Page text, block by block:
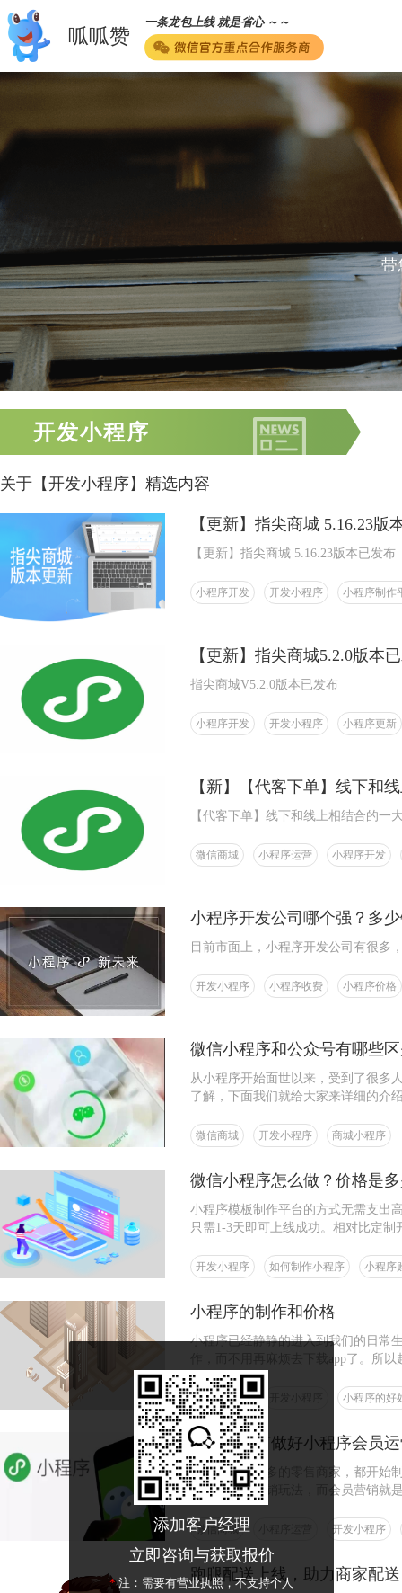
呱呱赞
一条龙包上线 就是省心 ～～
带
开发小程序
关于【开发小程序】精选内容
【更新】指尖商城 5.16.23版
【更新】指尖商城 5.16.23版本已发布
小程序开发 开发小程序 小程序制作
【更新】指尖商城5.2.0版本
指尖商城V5.2.0版本已发布
小程序开发 开发小程序 小程序更新
【新】【代客下单】线下和
【代客下单】线下和线上相结合的一
微信商城 小程序运营 小程序开发
小程序开发公司哪个强？多
目前市面上，小程序开发公司有很多
开发小程序 小程序收费 小程序价格
微信小程序和公众号有哪些
从小程序开始面世以来，受到了很多
了解，下面我们就给大家来详细的介
微信商城 开发小程序 商城小程序
微信小程序怎么做？价格是
小程序模板制作平台的方式无需支出
只需1-3天即可上线成功。相对比定
开发小程序 如何制作小程序 小程序
小程序的制作和价格
小程序已经静静的进入到我们的日常
作，而不用再麻烦去下载app了。所
渠道或者宣传自己的业务，一个小程
小程序开发 小程序的好
新手该如何做好小程序会员
目前，越来越多的零售商家，都开始
懂得新零售营销玩法，而会员营销就
微信商城 开发小程序
跑腿配送上线，助力商家配送
添加客户经理
立即咨询与获取报价
*注：需要有营业执照，不支持个人